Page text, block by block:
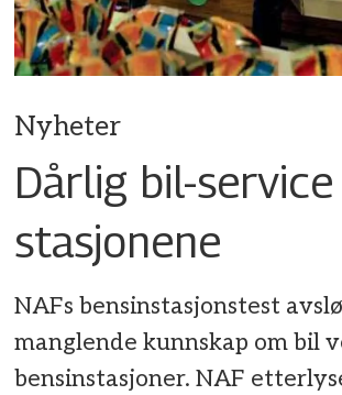
Nyheter
Dårlig bil-
stasjonene
NAFs bensinstasjonstest
manglende kunnskap om bil
bensinstasjoner. NAF